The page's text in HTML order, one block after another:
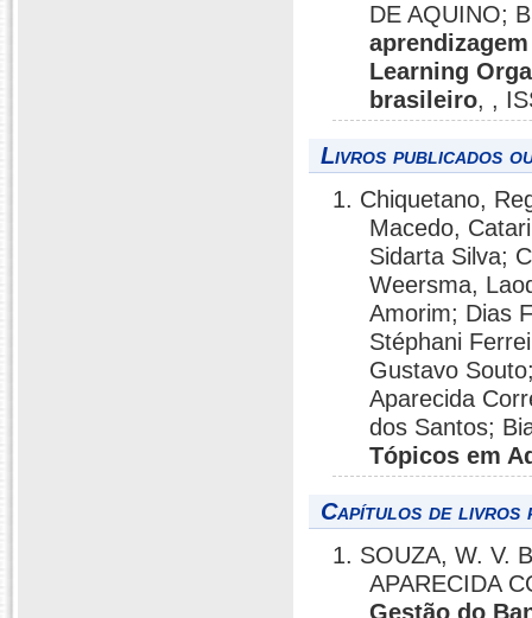
DE AQUINO;
Learning
brasileiro, ,
Livros publicados
1. Chiquetano,
Macedo,
Sidarta Silva;
Weersma,
Amorim; Dias
Stéphani
Gustavo
Aparecida
dos Santos;
Tópicos em
Capítulos de livros
1. SOUZA, W. V.
APARECIDA
Gestão do